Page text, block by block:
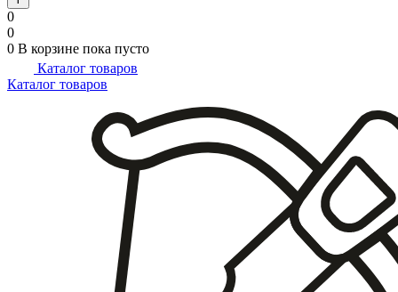
0
0
0 В корзине пока пусто
Каталог товаров
Каталог товаров